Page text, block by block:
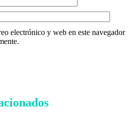
electrónico y web en este navegador